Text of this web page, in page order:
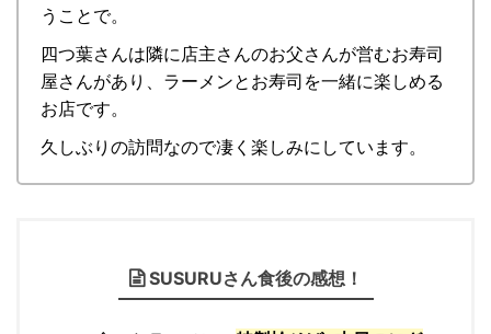
うことで。
四つ葉さんは隣に店主さんのお父さんが営むお寿司
屋さんがあり、ラーメンとお寿司を一緒に楽しめる
お店です。
久しぶりの訪問なので凄く楽しみにしています。
SUSURUさん食後の感想！